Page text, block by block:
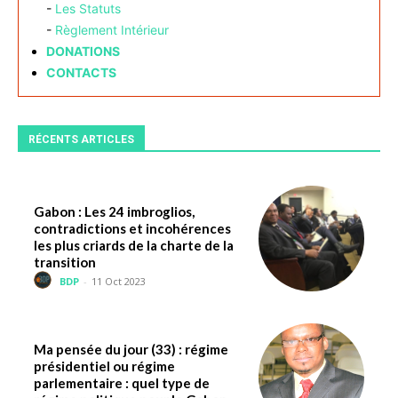
- Les Statuts
- Règlement Intérieur
DONATIONS
CONTACTS
RÉCENTS ARTICLES
Gabon : Les 24 imbroglios,
contradictions et incohérences
les plus criards de la charte de la
transition
BDP - 11 Oct 2023
Ma pensée du jour (33) : régime
présidentiel ou régime
parlementaire : quel type de